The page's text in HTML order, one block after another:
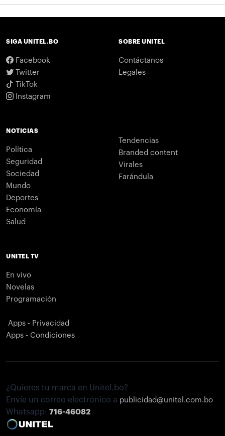
SIGA UNITEL.BO
Facebook
Twitter
TikTok
Instagram
SOBRE UNITEL
Contáctanos
Legales
NOTICIAS
Política
Seguridad
Sociedad
Mundo
Deportes
Economía
Salud
Tendencias
Branded content
Virales
Farándula
UNITEL TV
En vivo
Novelas
Programación
Apps - Privacidad
Apps - Condiciones
¿Quieres tu marca en Unitel.bo?
Envíe un correo electrónico a publicidad@unitel.com.bo
Whatsapp: 716-46082